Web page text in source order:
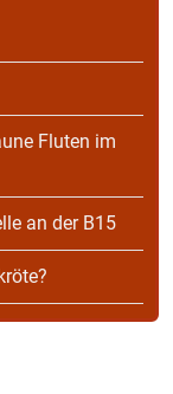
Fluten im
an der B15